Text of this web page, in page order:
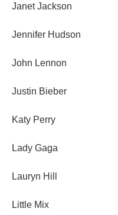
Janet Jackson
Jennifer Hudson
John Lennon
Justin Bieber
Katy Perry
Lady Gaga
Lauryn Hill
Little Mix